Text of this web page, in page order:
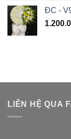
ĐC -
LIÊN HỆ QUA